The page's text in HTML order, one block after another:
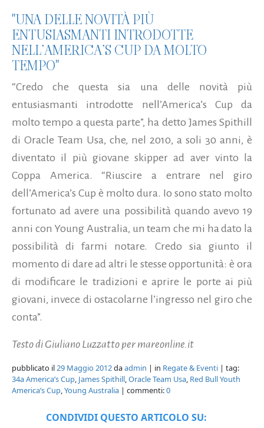
"UNA DELLE NOVITÀ PIÙ
ENTUSIASMANTI INTRODOTTE
NELL’AMERICA’S CUP DA MOLTO
TEMPO"
“Credo che questa sia una delle novità più
entusiasmanti introdotte nell’America’s Cup da
molto tempo a questa parte”, ha detto James Spithill
di Oracle Team Usa, che, nel 2010, a soli 30 anni, è
diventato il più giovane skipper ad aver vinto la
Coppa America. “Riuscire a entrare nel giro
dell’America’s Cup è molto dura. Io sono stato molto
fortunato ad avere una possibilità quando avevo 19
anni con Young Australia, un team che mi ha dato la
possibilità di farmi notare. Credo sia giunto il
momento di dare ad altri le stesse opportunità: è ora
di modificare le tradizioni e aprire le porte ai più
giovani, invece di ostacolarne l’ingresso nel giro che
conta”.
Testo di Giuliano Luzzatto per mareonline.it
pubblicato il29 Maggio 2012daadmin | in Regate & Eventi | tag:
34a America’s Cup, James Spithill,Oracle Team Usa, Red Bull Youth
America’s Cup,Young Australia | commenti:0
CONDIVIDI QUESTO ARTICOLO SU: